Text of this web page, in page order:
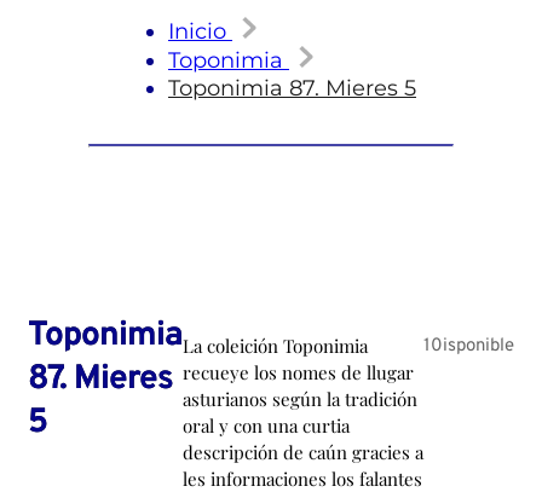
Inicio
Toponimia
Toponimia 87. Mieres 5
Toponimia
87. Mieres
5
La coleición Toponimia
recueye los nomes de llugar
asturianos según la tradición
oral y con una curtia
descripción de caún gracies a
les informaciones los falantes
10isponible